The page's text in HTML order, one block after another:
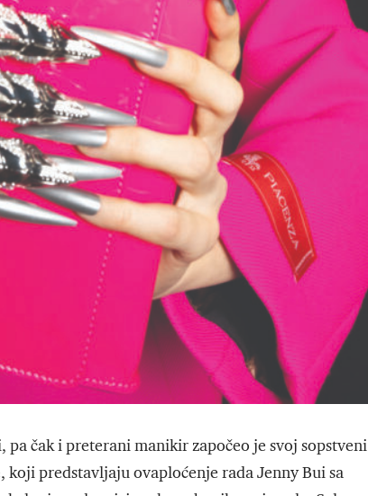
čak i preterani manikir započeo je svoj sopstveni
predstavljaju ovaploćenje rada Jenny Bui sa